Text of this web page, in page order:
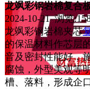
龙飒彩钢岩棉复合
2024-10-21 浏览:
龙飒彩钢岩棉夹芯
的保温材料作芯层
音及密封性能好，
腐蚀，外型美观等
槽、落料，形成企